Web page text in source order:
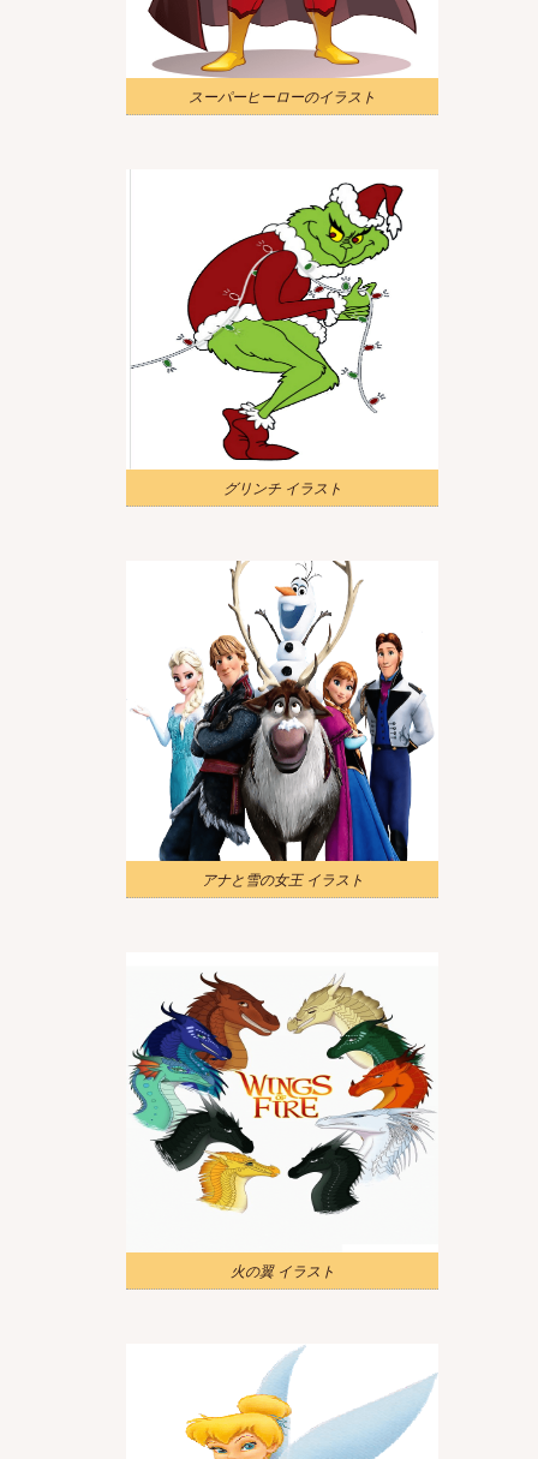
スーパーヒーローのイラスト
グリンチ イラスト
アナと雪の女王 イラスト
火の翼 イラスト